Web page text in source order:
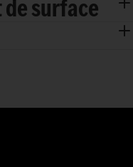
surface